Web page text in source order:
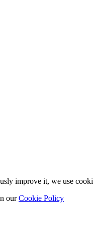
improve it, we use
ourCookie Policy